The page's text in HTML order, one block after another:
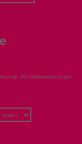
op. De IJsbaantent is per